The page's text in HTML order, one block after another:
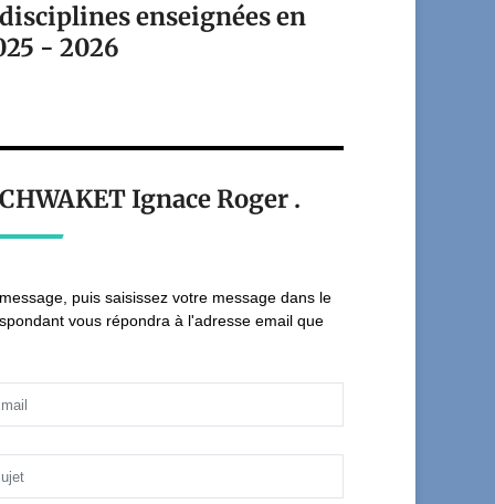
enseignées en
- 2026
Ignace Roger .
puis saisissez votre message dans le
vous répondra à l'adresse email que